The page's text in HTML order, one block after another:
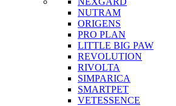
NUTRAM
ORIGENS
PRO PLAN
LITTLE BIG PAW
REVOLUTION
RIVOLTA
SIMPARICA
SMARTPET
VETESSENCE